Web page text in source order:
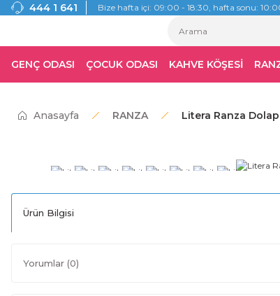
444 1 641 Bize hafta içi: 09:00 - 18:30, hafta sonu:
GENÇ ODASI ÇOCUK ODASI KAHVE KÖŞESİ
Anasayfa RANZA Litera Ranza Dolap
Ürün Bilgisi
Yorumlar (0)